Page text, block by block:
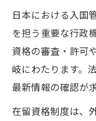
日本における入国
を担う重要な行政
資格の審査・許可
岐にわたります。
最新情報の確認が
在留資格制度は、